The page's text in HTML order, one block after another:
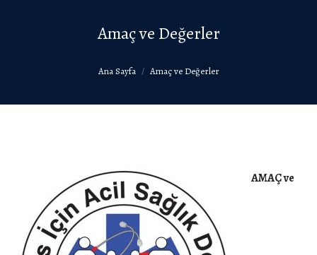
Amaç ve Değerler
Ana Sayfa Amaç ve Değerler
AMAÇ ve